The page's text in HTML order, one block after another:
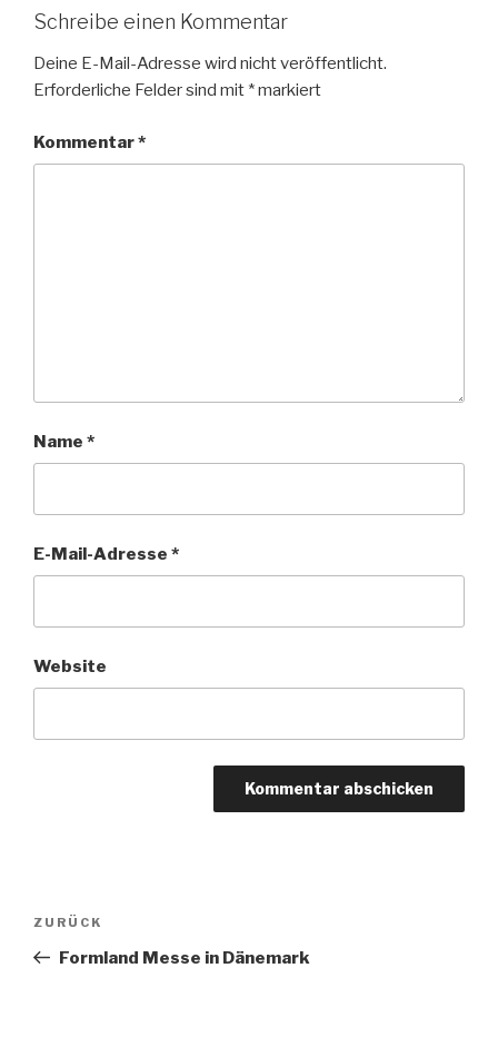
Schreibe einen Kommentar
Deine E-Mail-Adresse wird nicht veröffentlicht.
Erforderliche Felder sind mit *markiert
Kommentar*
Name *
E-Mail-Adresse *
Website
Beitragsnavigation
Vorheriger
Beitrag
ZURÜCK
Formland Messe in Dänemark